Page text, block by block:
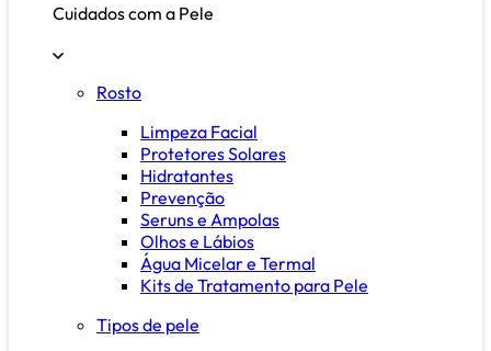
Cuidados com a Pele
Rosto
Limpeza Facial
Protetores Solares
Hidratantes
Prevenção
Seruns e Ampolas
Olhos e Lábios
Água Micelar e Termal
Kits de Tratamento para Pele
Tipos de pele